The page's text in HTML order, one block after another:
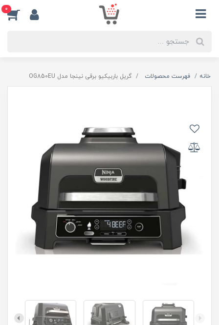
0
خانه فهرست محصولات گریل باربیکیو برقی نینجا مدل OG850EU